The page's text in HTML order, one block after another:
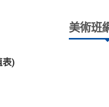
美術班
表)